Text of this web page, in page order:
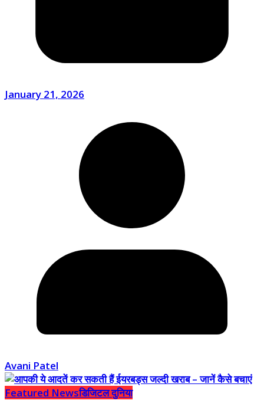
January 21, 2026
Avani Patel
Featured Newsडिजिटल दुनिया